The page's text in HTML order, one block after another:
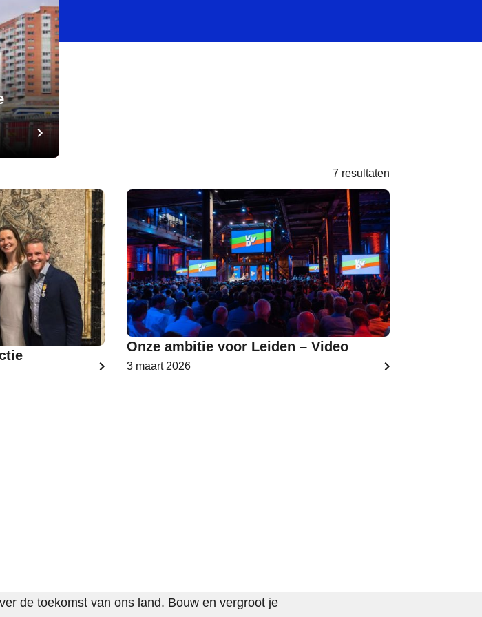
7 resultaten
Onze ambitie voor Leiden – Video
3 maart 2026
de toekomst van ons land. Bouw en vergroot je